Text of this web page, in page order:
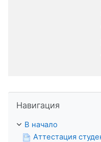
Навигация
В начало
Аттестация